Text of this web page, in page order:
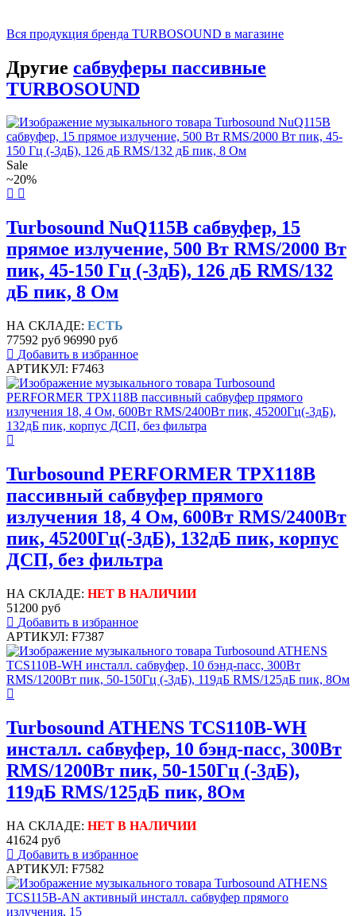
Вся продукция бренда TURBOSOUND в магазине
Другие сабвуферы пассивные
TURBOSOUND
Sale
~20%
Turbosound NuQ115B сабвуфер, 15
прямое излучение, 500 Вт RMS/2000 Вт
пик, 45-150 Гц (-3дБ), 126 дБ RMS/132
дБ пик, 8 Ом
НА СКЛАДЕ: ЕСТЬ
77592 руб 96990 руб
Добавить в избранное
АРТИКУЛ: F7463
Turbosound PERFORMER TPX118B
пассивный сабвуфер прямого
излучения 18, 4 Ом, 600Вт RMS/2400Вт
пик, 45200Гц(-3дБ), 132дБ пик, корпус
ДСП, без фильтра
НА СКЛАДЕ: НЕТ В НАЛИЧИИ
51200 руб
Добавить в избранное
АРТИКУЛ: F7387
Turbosound ATHENS TCS110B-WH
инсталл. сабвуфер, 10 бэнд-пасс, 300Вт
RMS/1200Вт пик, 50-150Гц (-3дБ),
119дБ RMS/125дБ пик, 8Ом
НА СКЛАДЕ: НЕТ В НАЛИЧИИ
41624 руб
Добавить в избранное
АРТИКУЛ: F7582